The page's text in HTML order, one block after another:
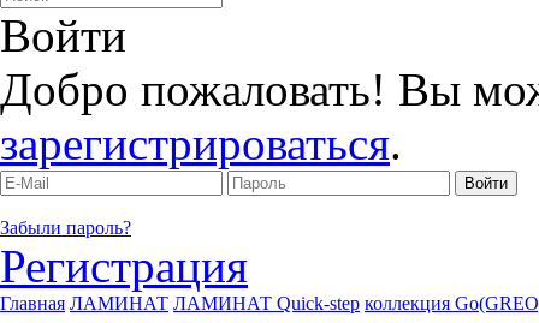
Войти
Добро пожаловать! Вы
зарегистрироваться.
Забыли пароль?
Регистрация
Главная ЛАМИНАТ ЛАМИНАТ Quick-step коллекция